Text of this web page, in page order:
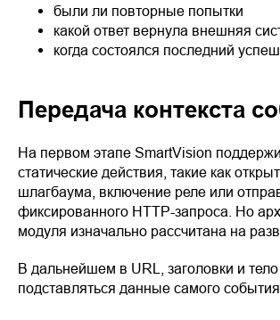
были ли повторные попытки
какой ответ вернула внешняя
когда состоялся последний
Передача контекста
На первом этапе SmartVision
статические действия, такие как
шлагбаума, включение реле или
фиксированного HTTP-запроса. Но
модуля изначально рассчитана на
В дальнейшем в URL, заголовки и тело
подставляться данные самого